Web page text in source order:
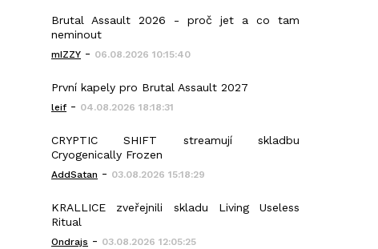
Brutal Assault 2026 - proč jet a co tam
neminout
mIZZY - 06.08.2026 10:15:40
První kapely pro Brutal Assault 2027
leif - 04.08.2026 18:18:31
CRYPTIC SHIFT streamují skladbu
Cryogenically Frozen
AddSatan - 03.08.2026 15:18:29
KRALLICE zveřejnili skladu Living Useless
Ritual
Ondrajs - 03.08.2026 12:05:25